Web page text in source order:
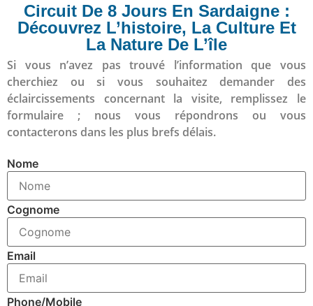
Circuit De 8 Jours En Sardaigne :
Découvrez L’histoire, La Culture Et
La Nature De L’île
Si vous n’avez pas trouvé l’information que vous
cherchiez ou si vous souhaitez demander des
éclaircissements concernant la visite, remplissez le
formulaire ; nous vous répondrons ou vous
contacterons dans les plus brefs délais.
Nome
Cognome
Email
Phone/Mobile